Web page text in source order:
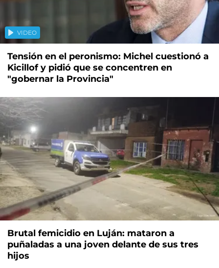
VIDEO
Tensión en el peronismo: Michel cuestionó a
Kicillof y pidió que se concentren en
"gobernar la Provincia"
Brutal femicidio en Luján: mataron a
puñaladas a una joven delante de sus tres
hijos